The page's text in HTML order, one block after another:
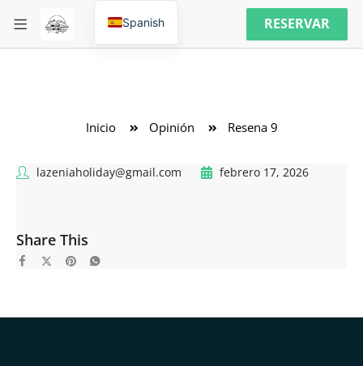
RESERVAR
Inicio Opinión Resena 9
lazeniaholiday@gmail.com febrero 17, 2026
Share This
Spanish